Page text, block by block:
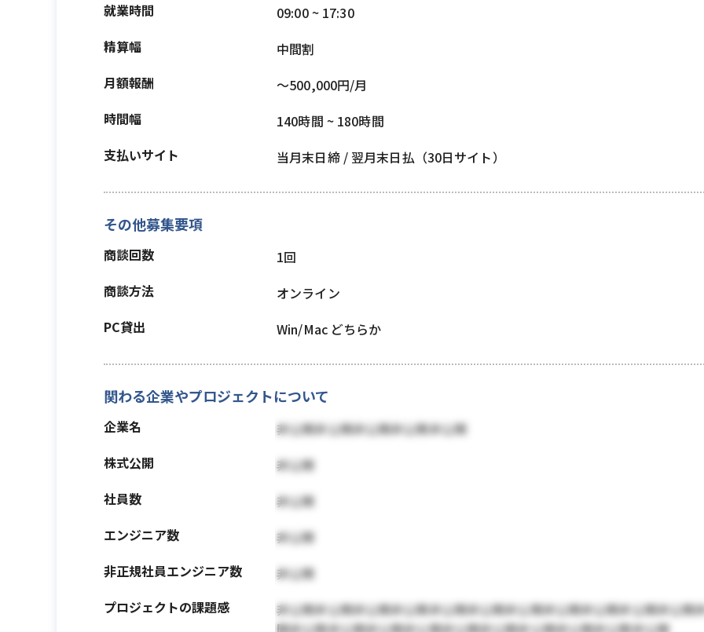
就業時間
09:00 ~ 17:30
精算幅
中間割
月額報酬
〜500,000円/月
時間幅
140時間 ~ 180時間
支払いサイト
当月末日締 / 翌月末日払（30日サイト）
その他募集要項
商談回数
1回
商談方法
オンライン
PC貸出
Win/Mac どちらか
関わる企業やプロジェクトについて
企業名
非公開非公開非公開非公開非公開
株式公開
非公開
社員数
非公開
エンジニア数
非公開
非正規社員エンジニア数
非公開
プロジェクトの課題感
非公開非公開非公開非公開非公開非公開非公開非公開非公開非公開非公